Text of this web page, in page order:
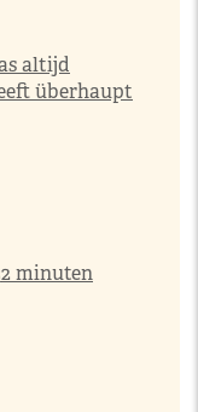
altijd
überhaupt
minuten